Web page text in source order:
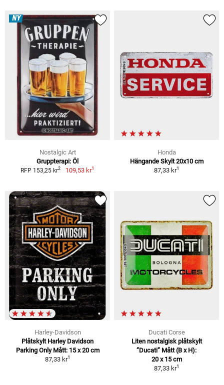
NY
Nostalgic Art
Gruppterapi: Öl
RFP 153,25 kr2 109,53 kr1
Honda
Hängande Skylt 20x10 cm
87,33 kr1
Harley-Davidson
Plåtskylt Harley Davidson
Parking Only Mått: 15 x 20 cm
87,33 kr1
Ducati Corse
Liten nostalgisk plåtskylt
”Ducati” Mått (B x H):
20 x 15 cm
87,33 kr1